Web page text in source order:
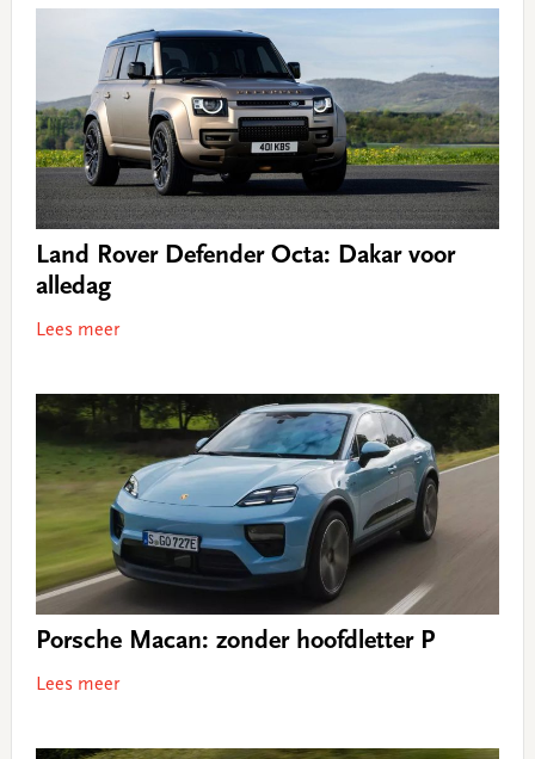
Land Rover Defender Octa: Dakar voor
alledag
Lees meer
Porsche Macan: zonder hoofdletter P
Lees meer